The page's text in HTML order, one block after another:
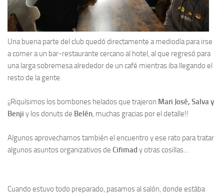
Una buena parte del club quedó directamente a mediodía para irse
a comer a un bar-restaurante cercano al hotel, al que regresó para
una larga sobremesa alrededor de un café mientras iba llegando el
resto de la gente.
¡¡Riquísimos los bombones helados que trajeron Mari José, Salva y
Benji y los donuts de Belén, muchas gracias por el detalle!!
Algunos aprovechamos también el encuentro y ese rato para tratar
algunos asuntos organizativos de Cifimad y otras cosillas…
Cuando estuvo todo preparado, pasamos al salón, donde estába